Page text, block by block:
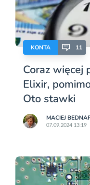
KONTA 11
Coraz więcej
Elixir,
Oto stawki
MACIEJ
07.09.2024 13:19